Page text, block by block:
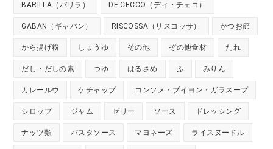
BARILLA（バリラ） DE CECCO（ディ・チェコ）
GABAN（ギャバン） RISCOSSA（リスコッサ） かつお節
から揚げ粉 しょうゆ その他 ぞの他食材 たれ
だし・だしの素 つゆ はるさめ ふ みりん
カレールウ ケチャップ コンソメ・ブイヨン・ガラスープ
シロップ ジャム ゼリー ソース ドレッシング
ナッツ類 パスタソース マヨネーズ ライスヌードル